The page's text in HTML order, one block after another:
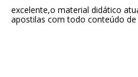
excelente,o material didático
apostilas com todo conteúdo